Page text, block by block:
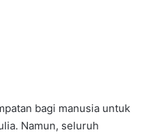
bagi manusia untuk
Namun, seluruh